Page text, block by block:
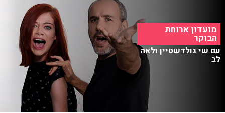
מועדון ארוחת
הבוקר
עם שי גולדשטיין ולאה
לב